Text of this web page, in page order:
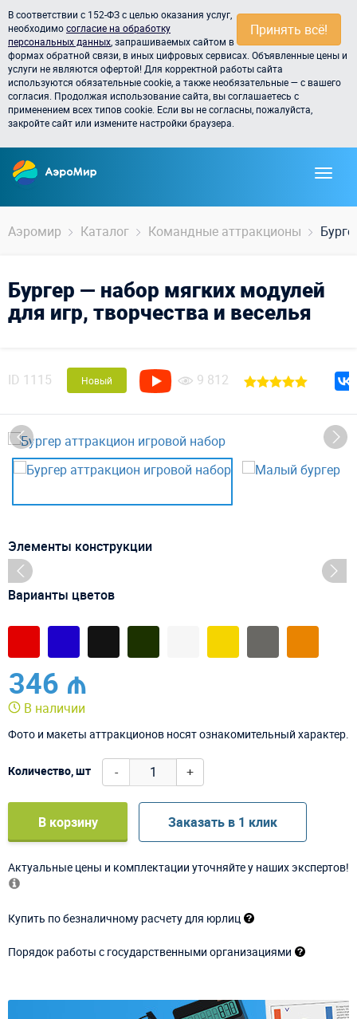
Принять всё!
В соответствии с 152-ФЗ с целью оказания услуг,
необходимосогласие на обработку
персональных данных , запрашиваемых сайтом в
формах обратной связи, в иных цифровых сервисах. Объявленные цены и
услуги не являются офертой! Для корректной работы сайта
используются обязательные cookie, а также необязательные — с вашего
согласия. Продолжая использование сайта, вы соглашаетесь с
применением всех типов cookie. Если вы не согласны, пожалуйста,
закройте сайт или измените настройки браузера.
Аэромир Каталог Командные аттракционы
Бургер — набор мягких модулей
для игр, творчества и веселья
ID 1115 Новый 9 812
Элементы конструкции
Варианты цветов
346 ₼
В наличии
Фото и макеты аттракционов носят ознакомительный характер.
Количество, шт - +
В корзину Заказать в 1 клик
Актуальные цены и комплектации уточняйте у наших экспертов!
Купить по безналичному расчету для юрлиц
Порядок работы с государственными организациями